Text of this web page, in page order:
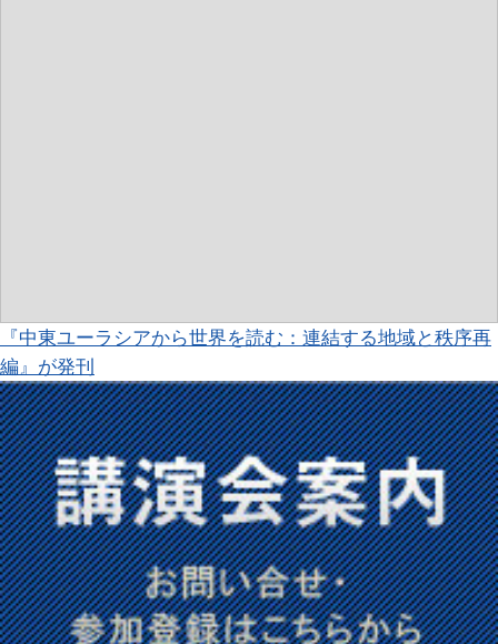
『中東ユーラシアから世界を読む：連結する地域と秩序再
編』が発刊